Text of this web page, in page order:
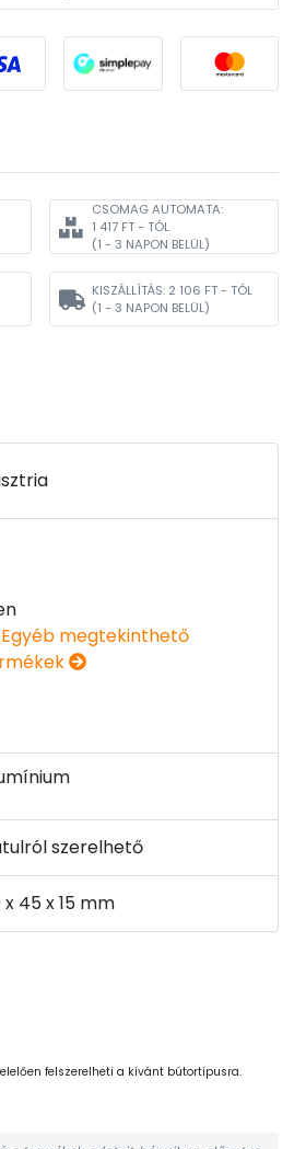
CSOMAG AUTOMATA:
1 417 FT - TÓL
(1 - 3 NAPON BELÜL)
KISZÁLLÍTÁS: 2 106 FT - TÓL
(1 - 3 NAPON BELÜL)
megtekinthető
szerelhető
x 45 x 15 mm
felszerelheti a kívánt bútortípusra.